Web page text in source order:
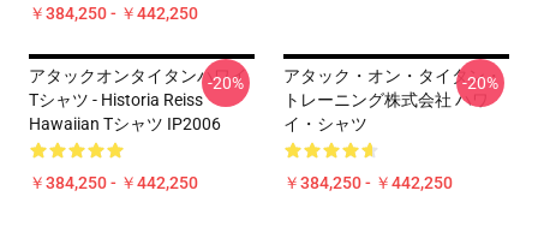
￥384,250 - ￥442,250
アタックオンタイタンハワイ
Tシャツ - Historia Reiss
Hawaiian Tシャツ IP2006
￥384,250 - ￥442,250
-20%
アタック・オン・タイタン・
トレーニング株式会社 ハワ
イ・シャツ
￥384,250 - ￥442,250
-20%